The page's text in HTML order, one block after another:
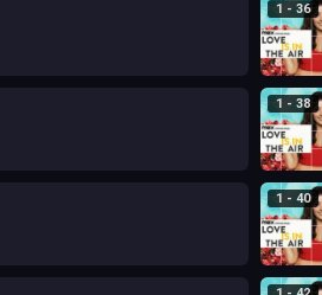
1 - 36
1 - 38
1 - 40